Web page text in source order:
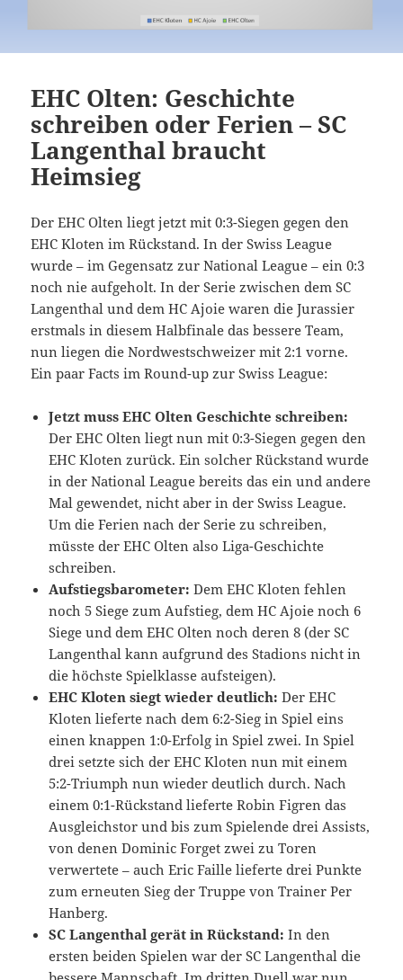
EHC Olten: Geschichte
schreiben oder Ferien – SC
Langenthal braucht
Heimsieg
Der EHC Olten liegt jetzt mit 0:3-Siegen gegen den
EHC Kloten im Rückstand. In der Swiss League
wurde – im Gegensatz zur National League – ein 0:3
noch nie aufgeholt. In der Serie zwischen dem SC
Langenthal und dem HC Ajoie waren die Jurassier
erstmals in diesem Halbfinale das bessere Team,
nun liegen die Nordwestschweizer mit 2:1 vorne.
Ein paar Facts im Round-up zur Swiss League:
Jetzt muss EHC Olten Geschichte schreiben:
Der EHC Olten liegt nun mit 0:3-Siegen gegen den
EHC Kloten zurück. Ein solcher Rückstand wurde
in der National League bereits das ein und andere
Mal gewendet, nicht aber in der Swiss League.
Um die Ferien nach der Serie zu schreiben,
müsste der EHC Olten also Liga-Geschichte
schreiben.
Aufstiegsbarometer: Dem EHC Kloten fehlen
noch 5 Siege zum Aufstieg, dem HC Ajoie noch 6
Siege und dem EHC Olten noch deren 8 (der SC
Langenthal kann aufgrund des Stadions nicht in
die höchste Spielklasse aufsteigen).
EHC Kloten siegt wieder deutlich:Der EHC
Kloten lieferte nach dem 6:2-Sieg in Spiel eins
einen knappen 1:0-Erfolg in Spiel zwei. In Spiel
drei setzte sich der EHC Kloten nun mit einem
5:2-Triumph nun wieder deutlich durch. Nach
einem 0:1-Rückstand lieferte Robin Figren das
Ausgleichstor und bis zum Spielende drei Assists,
von denen Dominic Forget zwei zu Toren
verwertete – auch Eric Faille lieferte drei Punkte
zum erneuten Sieg der Truppe von Trainer Per
Hanberg.
SC Langenthal gerät in Rückstand: In den
ersten beiden Spielen war der SC Langenthal die